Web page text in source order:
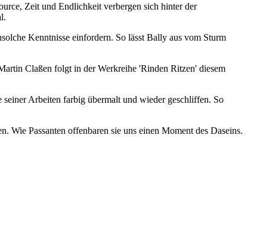
Zeit und Endlichkeit verbergen sich hinter der
Kenntnisse einfordern. So lässt Bally aus vom Sturm
Claßen folgt in der Werkreihe 'Rinden Ritzen' diesem
Arbeiten farbig übermalt und wieder geschliffen. So
Passanten offenbaren sie uns einen Moment des Daseins.